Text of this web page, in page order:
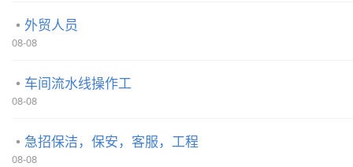
外贸人员
08-08
车间流水线操作工
08-08
急招保洁，保安，客服，工程
08-08